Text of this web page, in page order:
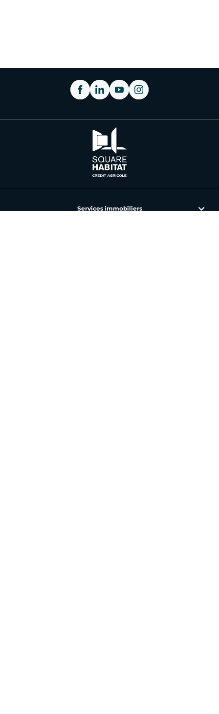
Services immobiliers